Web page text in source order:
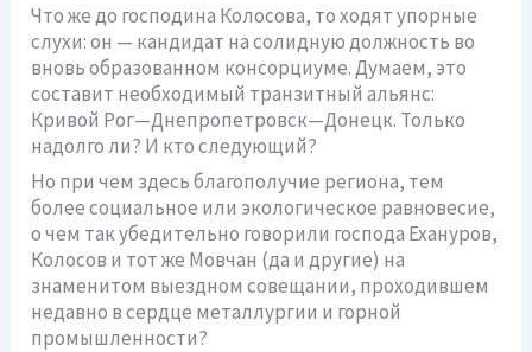
Что же до господина Колосова, то ходят упорные
слухи: он — кандидат на солидную должность во
вновь образованном консорциуме. Думаем, это
составит необходимый транзитный альянс:
Кривой Рог—Днепропетровск—Донецк. Только
надолго ли? И кто следующий?
Но при чем здесь благополучие региона, тем
более социальное или экологическое равновесие,
о чем так убедительно говорили господа Ехануров,
Колосов и тот же Мовчан (да и другие) на
знаменитом выездном совещании, проходившем
недавно в сердце металлургии и горной
промышленности?